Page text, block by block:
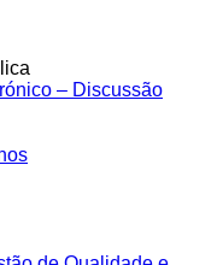
– Discussão